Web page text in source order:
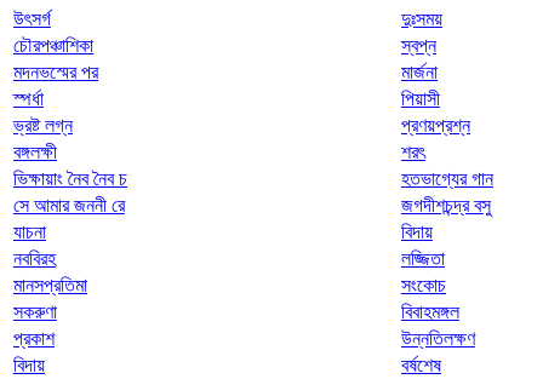
উৎসর্গ
দুঃসময়
চৌরপঞ্চাশিকা
স্বপ্ন
মদনভস্মের পর
মার্জনা
স্পর্ধা
পিয়াসী
ভ্রষ্ট লগ্ন
প্রণয়প্রশ্ন
বঙ্গলক্ষী
শরৎ
ভিক্ষায়াং নৈব নৈব চ
হতভাগ্যের গান
সে আমার জননী রে
জগদীশচন্দ্র বসু
যাচনা
বিদায়
নববিরহ
লজ্জিতা
মানসপ্রতিমা
সংকোচ
সকরুণা
বিবাহমঙ্গল
প্রকাশ
উন্নতিলক্ষণ
বিদায়
বর্ষশেষ